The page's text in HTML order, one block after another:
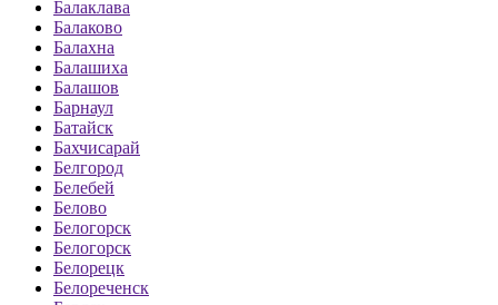
Балаклава
Балаково
Балахна
Балашиха
Балашов
Барнаул
Батайск
Бахчисарай
Белгород
Белебей
Белово
Белогорск
Белогорск
Белорецк
Белореченск